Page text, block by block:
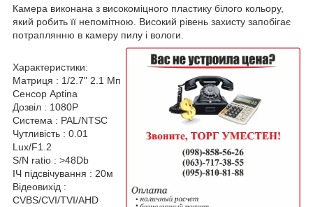
Камера виконана з високоміцного пластику білого кольору,
який робить її непомітною. Високий рівень захисту запобігає
потраплянню в камеру пилу і вологи.
Характеристики:
Матриця : 1/2.7" 2.1 Мп
Сенсор Aptina
Дозвіл : 1080P
Система : PAL/NTSC
Чутливість : 0.01
Lux/F1.2
S/N ratio : >48Db
ІЧ підсвічування : 20м
Відеовихід :
CVBS/CVI/TVI/AHD